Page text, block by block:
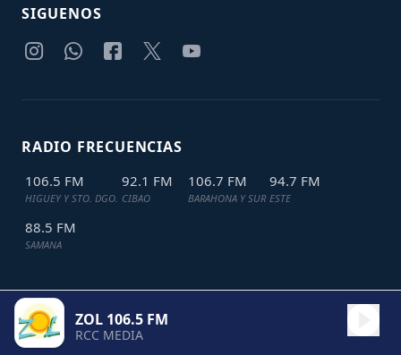
SIGUENOS
RADIO FRECUENCIAS
106.5 FM
HIGUEY Y STO. DGO.
92.1 FM
CIBAO
106.7 FM
BARAHONA Y SUR
94.7 FM
ESTE
88.5 FM
SAMANA
TODOS LOS DERECHOS RESERVADOS © 2024
ZOL 106.5 FM
RCC MEDIA